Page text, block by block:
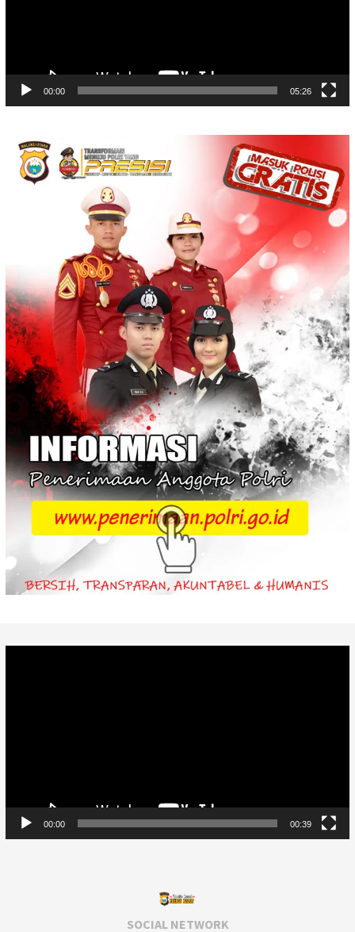
00:00 05:26
00:00 00:39
SOCIAL NETWORK